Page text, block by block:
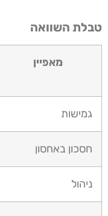
טבלת השוואה
מאפיין
גמישות
חסכון באחסון
ניהול